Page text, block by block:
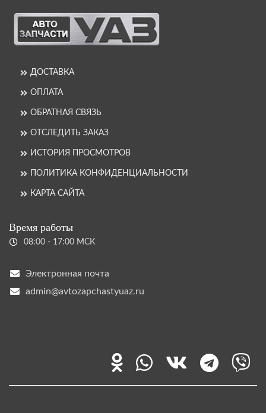
ДОСТАВКА
ОПЛАТА
ОБРАТНАЯ СВЯЗЬ
ОТСЛЕДИТЬ ЗАКАЗ
ИСТОРИЯ ПРОСМОТРОВ
ПОЛИТИКА КОНФИДЕНЦИАЛЬНОСТИ
КАРТА САЙТА
Время работы
08:00 - 17:00 МСК
Электронная почта
admin@avtozapchastyuaz.ru